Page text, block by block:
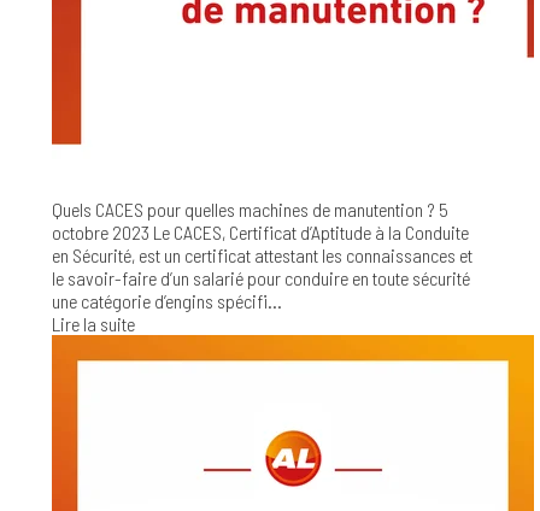
Chariot Semi-Industriel Diesel - 2,5t
Quels CACES pour quelles machines de manutention ? 5
octobre 2023 Le CACES, Certificat d’Aptitude à la Conduite
en Sécurité, est un certificat attestant les connaissances et
le savoir-faire d’un salarié pour conduire en toute sécurité
une catégorie d’engins spécifi...
Lire la suite